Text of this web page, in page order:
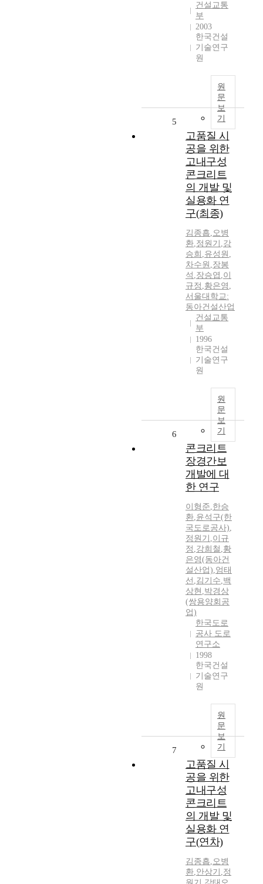
건설교통
부
2003
한국건설
기술연구
원
원
문
보
기
5
고품질 시
공을 위한
고내구성
콘크리트
의 개발 및
실용화 연
구(최종)
김종흡,오병
환,정원기 ,강
승희 ,유성원 ,
차수원 ,장봉
석 ,장승엽 ,이
규정 ,황은영 ,
서울대학교:
동아건설산업
건설교통
부
1996
한국건설
기술연구
원
원
문
보
기
6
콘크리트
장경간보
개발에 대
한 연구
이형준,한승
환,윤석구(한
국도로공사),
정원기 ,이규
정 ,강희철 ,황
은영(동아건
설산업),엄태
선 ,김기수,백
상현 ,박경상
(쌍용양회공
업)
한국도로
공사 도로
연구소
1998
한국건설
기술연구
원
원
문
보
기
7
고품질 시
공을 위한
고내구성
콘크리트
의 개발 및
실용화 연
구(연차)
김종흡,오병
환,안상기 ,정